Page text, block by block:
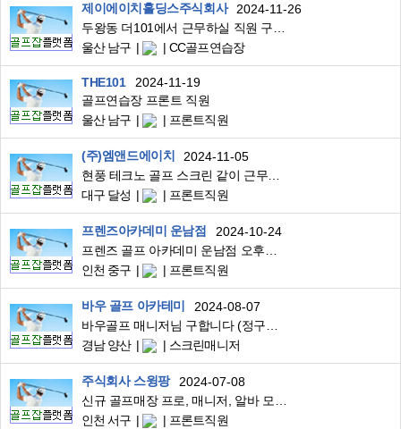
제이에이치홀딩스주식회사
2024-11-26
울산 남구
CC골프연습장
THE101
2024-11-19
골프연습장 프론트 직원
울산 남구
프론트직원
(주)엠앤드에이치
2024-11-05
대구 달성
프론트직원
프렌즈아카데미 운남점
2024-10-24
인천 중구
프론트직원
바우 골프 아카테미
2024-08-07
경남 양산
스크린매니저
주식회사 스윙팡
2024-07-08
인천 서구
프론트직원